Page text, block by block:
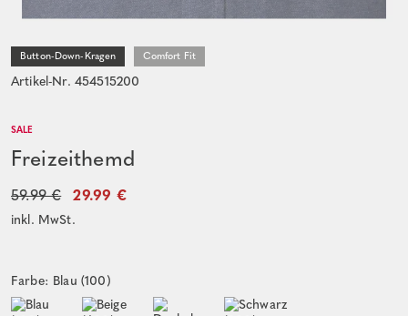
Button-Down-Kragen Comfort Fit
Artikel-Nr. 454515200
SALE
Freizeithemd
59.99 € 29.99 €
inkl. MwSt.
Farbe: Blau (100)